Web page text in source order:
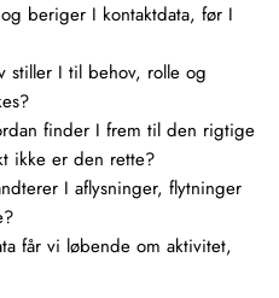
beriger I kontaktdata, før I
stiller I til behov, rolle og
finder I frem til den rigtige
ikke er den rette?
I aflysninger, flytninger
?
får vi løbende om aktivitet,